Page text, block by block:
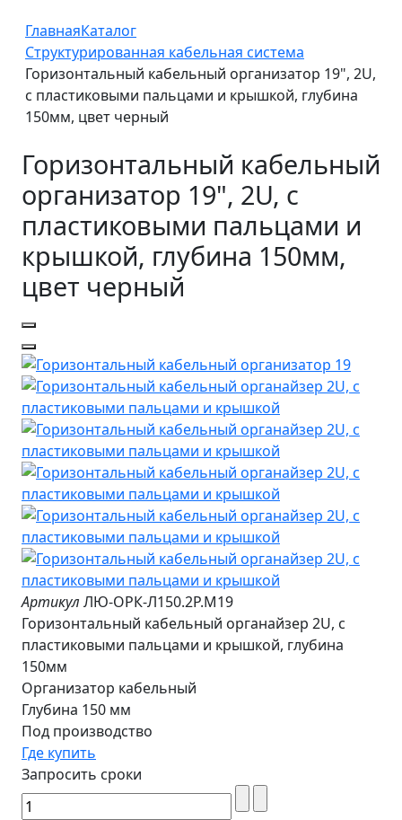
ГлавнаяКаталог
Структурированная кабельная система
Горизонтальный кабельный организатор 19", 2U,
с пластиковыми пальцами и крышкой, глубина
150мм, цвет черный
Горизонтальный кабельный
организатор 19", 2U, с
пластиковыми пальцами и
крышкой, глубина 150мм,
цвет черный
Артикул ЛЮ-ОРК-Л150.2Р.М19
Горизонтальный кабельный органайзер 2U, с
пластиковыми пальцами и крышкой, глубина
150мм
Организатор кабельный
Глубина 150 мм
Под производство
Где купить
Запросить сроки